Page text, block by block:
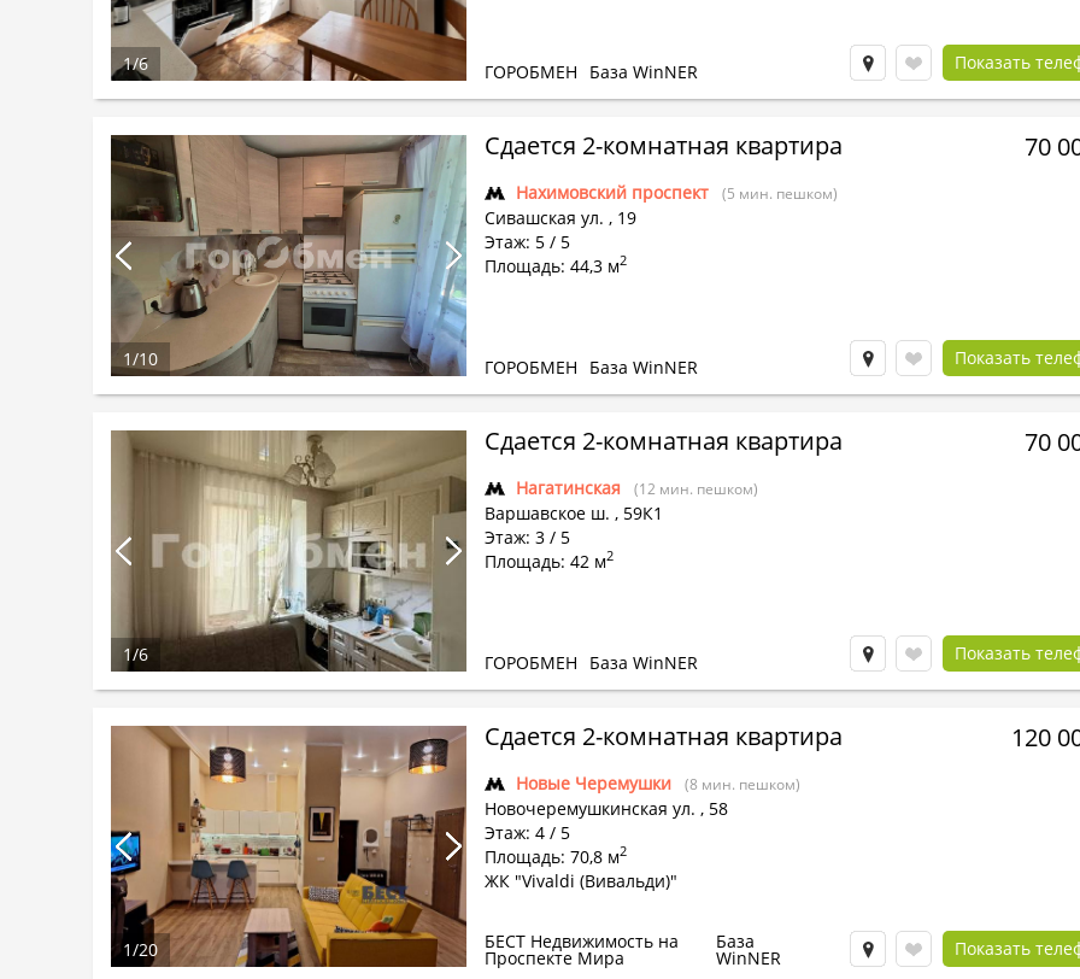
ГОРОБМЕН База WinNER Показать
1/6
Сдается 2-комнатная квартира
Нахимовский проспект (5 мин. пешком)
Сивашская ул. , 19
Этаж: 5 / 5
Площадь: 44,3 м2
70
ГОРОБМЕН База WinNER Показать
1/10
Сдается 2-комнатная квартира
Нагатинская (12 мин. пешком)
Варшавское ш. , 59К1
Этаж: 3 / 5
Площадь: 42 м2
70
ГОРОБМЕН База WinNER Показать
1/6
Сдается 2-комнатная квартира
Новые Черемушки (8 мин. пешком)
Новочеремушкинская ул. , 58
Этаж: 4 / 5
Площадь: 70,8 м2
ЖК "Vivaldi (Вивальди)"
120
БЕСТ Недвижимость на
Проспекте Мира
База
WinNER Показать
1/20